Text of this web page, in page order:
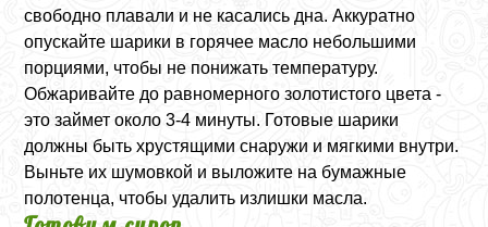
свободно плавали и не касались дна. Аккуратно
опускайте шарики в горячее масло небольшими
порциями, чтобы не понижать температуру.
Обжаривайте до равномерного золотистого цвета -
это займет около 3-4 минуты. Готовые шарики
должны быть хрустящими снаружи и мягкими внутри.
Выньте их шумовкой и выложите на бумажные
полотенца, чтобы удалить излишки масла.